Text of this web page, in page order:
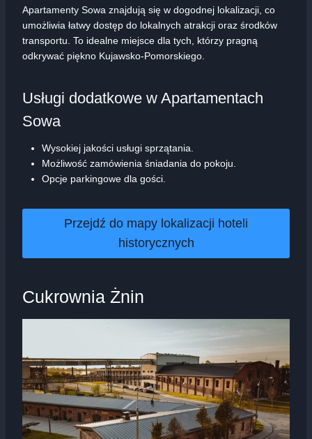
Apartamenty Sowa znajdują się w dogodnej lokalizacji, co
umożliwia łatwy dostęp do lokalnych atrakcji oraz środków
transportu. To idealne miejsce dla tych, którzy pragną
odkrywać piękno Kujawsko-Pomorskiego.
Usługi dodatkowe w Apartamentach
Sowa
Wysokiej jakości usługi sprzątania.
Możliwość zamówienia śniadania do pokoju.
Opcje parkingowe dla gości.
Przejdź do mapy lokalizacji hoteli
historycznych
Cukrownia Żnin